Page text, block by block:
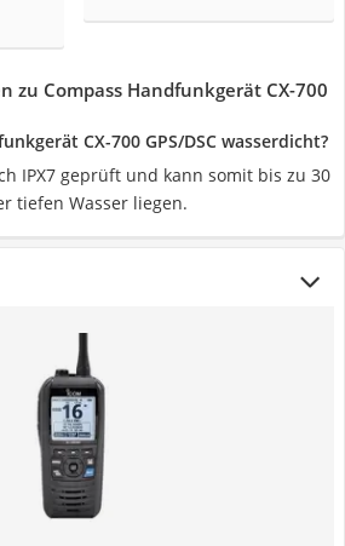
zu Compass Handfunkgerät CX-700
CX-700 GPS/DSC wasserdicht?
IPX7 geprüft und kann somit bis zu 30
tiefen Wasser liegen.